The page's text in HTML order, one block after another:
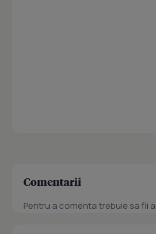
Comentarii
Pentru a comenta trebuie sa fii